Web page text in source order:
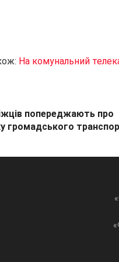
На комунальний
попереджають про
громадського